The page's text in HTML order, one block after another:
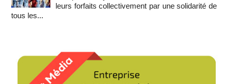
leurs forfaits collectivement par une solidarité de
tous les...